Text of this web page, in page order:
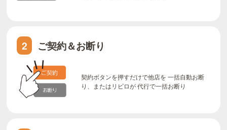
2 ご契約＆お断り
契約ボタンを押すだけで他店を 一括自動お断
り、またはリビロが 代行で一括お断り